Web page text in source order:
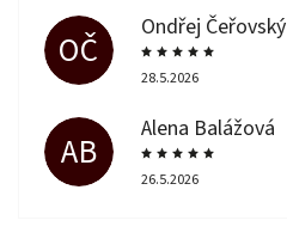
OČ
Ondřej Čeřovský
28.5.2026
AB
Alena Balážová
26.5.2026